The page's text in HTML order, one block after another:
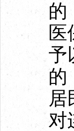
的
医
予
的
居
对